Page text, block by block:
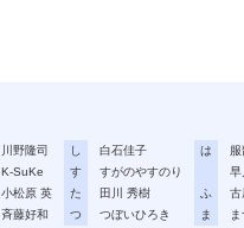
川野隆司
K-SuKe
小松原 英
斉藤好和
し
白石佳子
す
すがのやすのり
た
田川 秀樹
つ
つぼいひろき
は
早
ふ
古
ま